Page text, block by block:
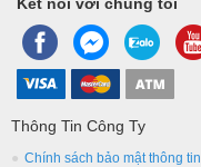
Thông Tin Công Ty
Chính sách bảo mật thông tin